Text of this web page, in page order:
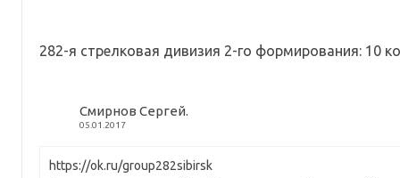
282-я стрелковая дивизия 2-го формирования: 10
Смирнов Сергей.
05.01.2017
https://ok.ru/group282sibirsk